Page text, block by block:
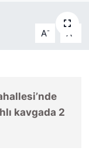
A- A
kavgada 2